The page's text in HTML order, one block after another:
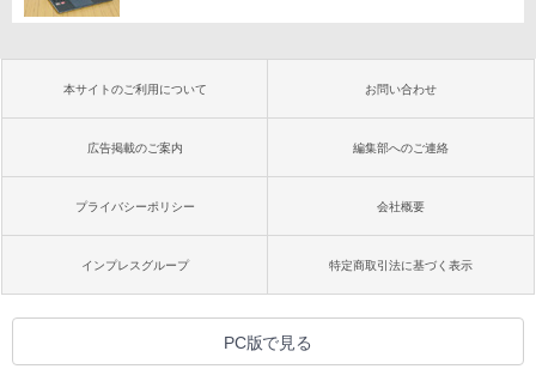
本サイトのご利用について お問い合わせ
広告掲載のご案内 編集部へのご連絡
プライバシーポリシー 会社概要
インプレスグループ 特定商取引法に基づく表示
PC版で見る